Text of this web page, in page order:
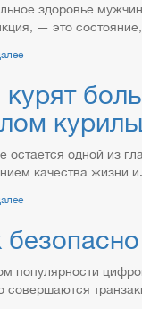
здоровье
— это
курят
остается одной из
качества жизни
популярности
совершаются